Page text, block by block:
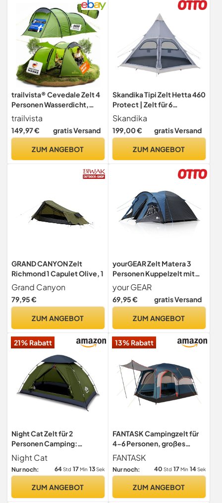
& stabilen Fiberglas
trailvista® Cevedale Zelt 4
Personen Wasserdicht,
leicht, kompakt & schnell
aufbaubare Zelte, Camping
Zelt mit Vorzelt - Tent,
Personen Zelt
trailvista
149,97 € gratis Versand
ZUM ANGEBOT
Skandika Tipi Zelt Hetta 460
Protect | Zelt für 6
Personen, 3 m Stehhöhe,
eingenähter Zeltboden,
3000 mm Wassersäule, UV
Indianerzelt, Familienzelt |
Skandika
199,00 € gratis Versand
ZUM ANGEBOT
GRAND CANYON Zelt
Richmond 1 Capulet Olive, 1
Grand Canyon
79,95 €
ZUM ANGEBOT
yourGEAR Zelt Matera 3
Personen Kuppelzelt mit
Fenster Vorbau Belüftung
wasserdicht mit 3000 mm
Blau Grau
your GEAR
69,95 € gratis Versand
ZUM ANGEBOT
21% Rabatt
Night Cat Zelt für 2
Personen Camping:
Wasserdicht Rucksackzelte
für 2 Mann Einfache
Einrichtung
Leichtgewichtig
Wanderungen im Hinterhof
Night Cat
Nur noch: 64Std 17Min 12Sek
ZUM ANGEBOT
13% Rabatt
FANTASK Campingzelt für
4-6 Personen, großes
Tunnelzelt mit Tragetasche
für Camping, Zelt mit
Vorzelt & 2-Raum-
Trennwand, wasserdicht,
FANTASK
Nur noch: 40 Std 17 Min 13Sek
ZUM ANGEBOT